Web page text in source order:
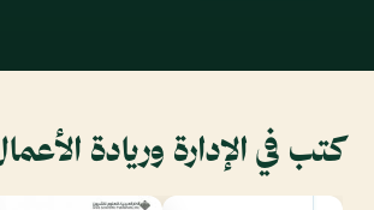
كتب في الإدارة وريادة